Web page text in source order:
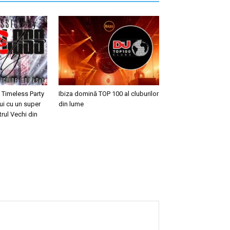
Party
cu un super
Vechi din
Ibiza domină TOP 100 al cluburilor
din lume